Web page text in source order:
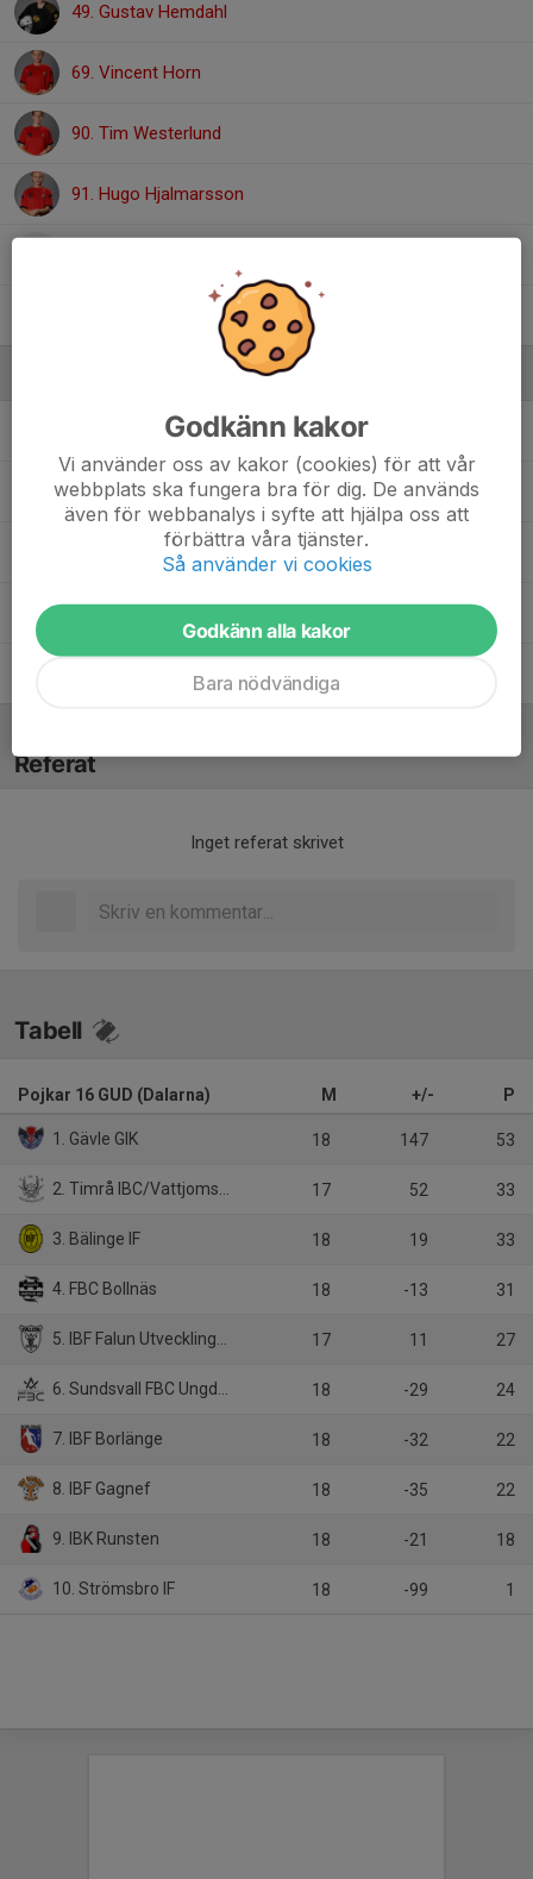
49. Gustav Hemdahl
69. Vincent Horn
90. Tim Westerlund
91. Hugo Hjalmarsson
Noman Mohammad
Göran ForssellTränare
Love ÅkermarkTränare
Martin HornAss Tränare
Lagledare/Administratör
Referat
Inget referat skrivet
Tabell
Pojkar 16 GUD (Dalarna) M +/- P
1. Gävle GIK 18 147 53
2. Timrå IBC/Vattjoms IK Ungdom 17 52 33
3. Bälinge IF 18 19 33
4. FBC Bollnäs 18 -13 31
5. IBF Falun Utveckling/IBF Falun UoB 17 11 27
6. Sundsvall FBC Ungdom/IBK Njutånger 18 -29 24
7. IBF Borlänge 18 -32 22
8. IBF Gagnef 18 -35 22
9. IBK Runsten 18 -21 18
10. Strömsbro IF 18 -99 1
Godkänn kakor
Vi använder oss av kakor (cookies) för att vår
webbplats ska fungera bra för dig. De används
även för webbanalys i syfte att hjälpa oss att
förbättra våra tjänster.
Så använder vi cookies
Godkänn alla kakor
Bara nödvändiga